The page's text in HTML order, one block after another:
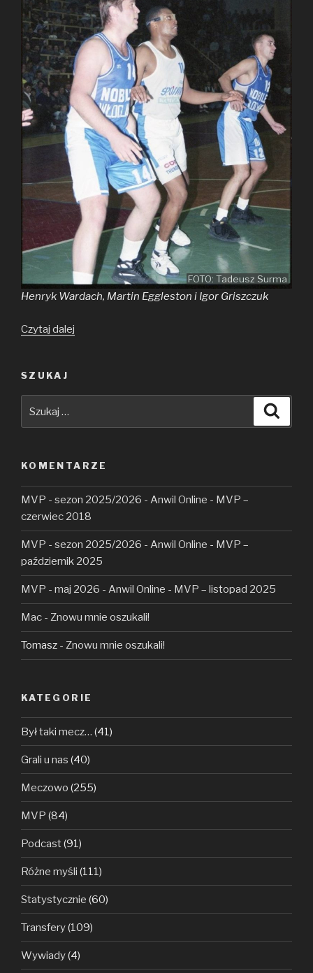
FOTO: Tadeusz Surma
Henryk Wardach, Martin Eggleston i Igor Griszczuk
Czytaj dalej
SZUKAJ
KOMENTARZE
MVP - sezon 2025/2026 - Anwil Online - MVP –
czerwiec 2018
MVP - sezon 2025/2026 - Anwil Online - MVP –
październik 2025
MVP - maj 2026 - Anwil Online - MVP – listopad 2025
Mac - Znowu mnie oszukali!
Tomasz - Znowu mnie oszukali!
KATEGORIE
Był taki mecz… (41)
Grali u nas (40)
Meczowo (255)
MVP (84)
Podcast(91)
Różne myśli (111)
Statystycznie (60)
Transfery(109)
Wywiady(4)